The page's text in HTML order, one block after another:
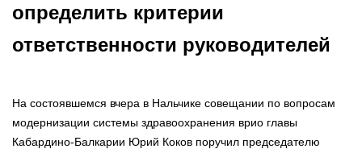
определить критерии
ответственности руководителей
На состоявшемся вчера в Нальчике совещании по вопросам
модернизации системы здравоохранения врио главы
Кабардино-Балкарии Юрий Коков поручил председателю